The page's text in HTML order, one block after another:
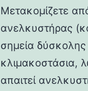
Μετακομίζετε
ανελκυστήρας
σημεία
κλιμακοστάσια,
απαιτεί